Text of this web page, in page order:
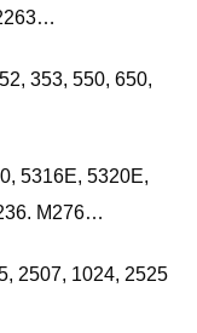
353, 550, 650,
5316E, 5320E,
M276…
2507, 1024, 2525